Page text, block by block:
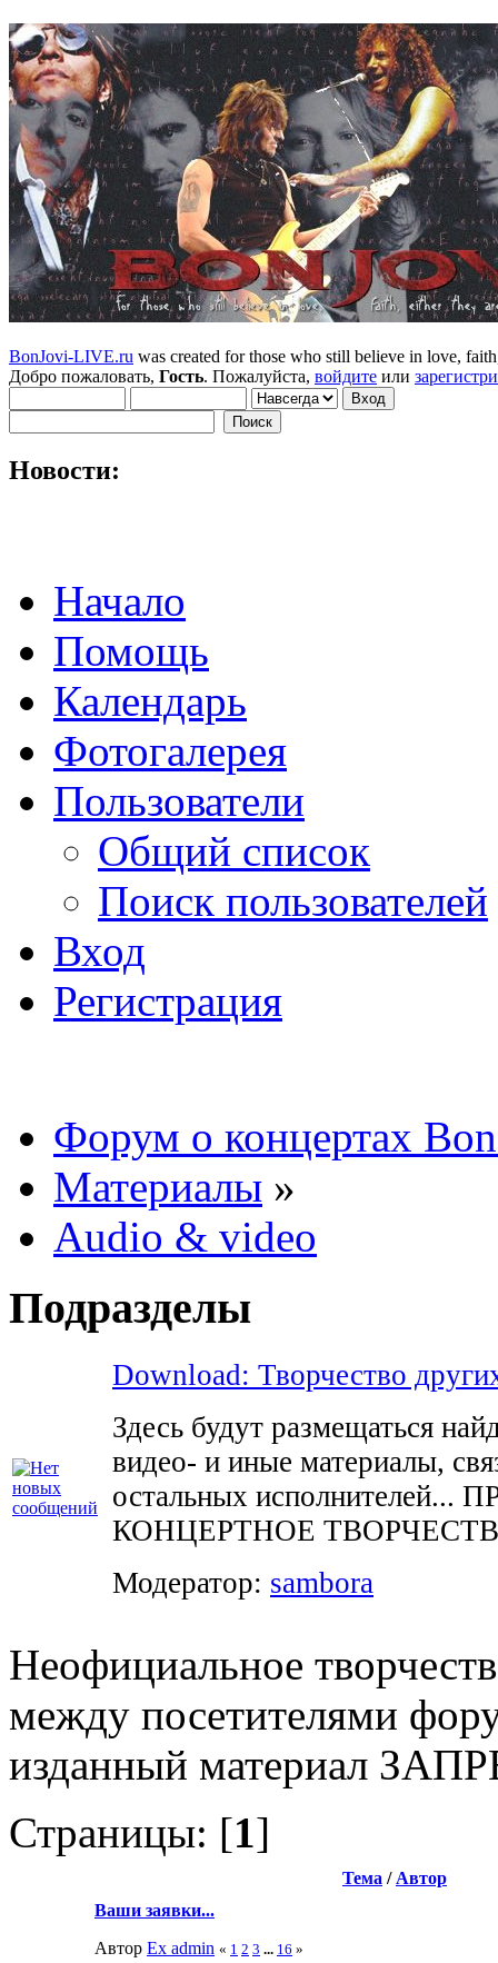
BonJovi-LIVE.ru was created for those who still believe in love,
Добро пожаловать, Гость. Пожалуйста, войдите или
Новости:
Начало
Помощь
Календарь
Фотогалерея
Пользователи
Общий список
Поиск пользователей
Вход
Регистрация
Форум о концертах
Материалы »
Audio & video
Подразделы
Download: Творчество
Здесь будут размещаться
видео- и иные материалы,
остальных
КОНЦЕРТНОЕ
Модератор: sambora
Неофициальное
между посетителями
изданный материал
Страницы: [1]
Тема / Автор
Ваши заявки...
Автор Ex admin « 1 2 3 ... 16 »